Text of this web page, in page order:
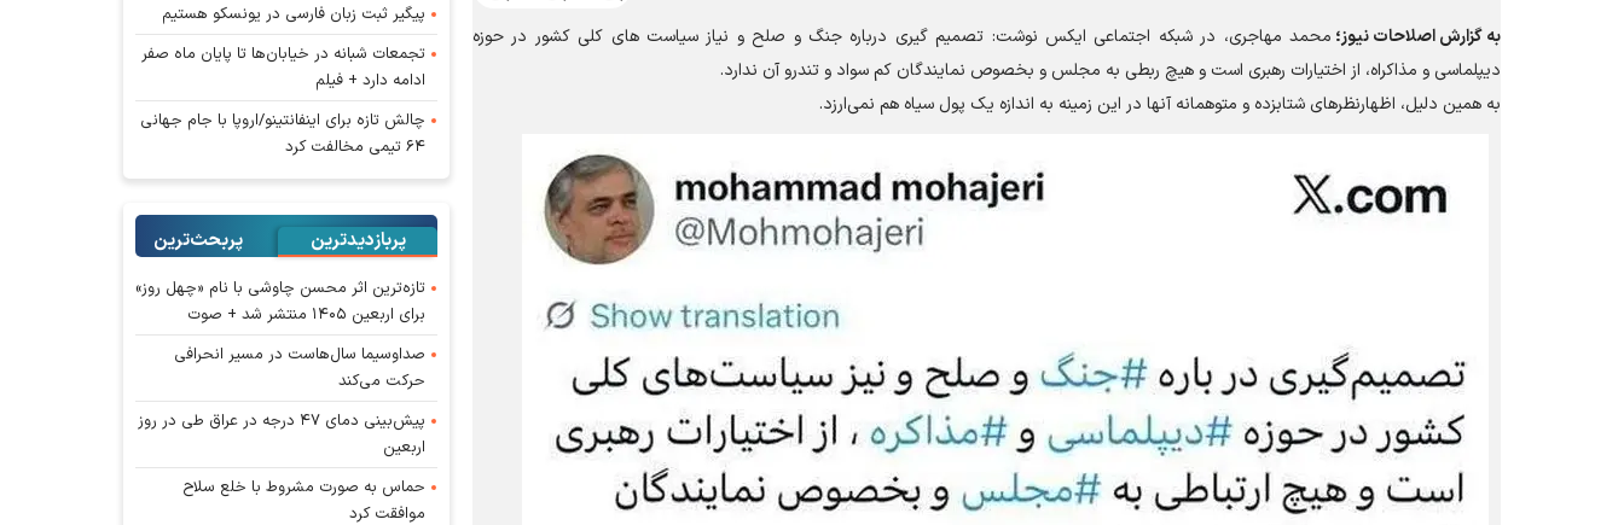
به گزارشاصلاحات نیوز؛ محمد مهاجری، در شبکه اجتماعی ایکس نوشت: تصمیم گیری درباره جنگ و صلح و نیاز سیاست های کلی کشور در حوزه
دیپلماسی و مذاکراه، از اختیارات رهبری است و هیچ ربطی به مجلس و بخصوص نمایندگان کم سواد و تندرو آن ندارد.
به همین دلیل، اظهارنظرهای شتابزده و متوهمانه آنها در این زمینه به اندازه یک پول سیاه هم نمی‌ارزد.
پیگیر ثبت زبان فارسی در یونسکو هستیم
تجمعات شبانه در خیابان‌ها تا پایان ماه صفر
ادامه دارد + فیلم
چالش تازه برای اینفانتینو/اروپا با جام جهانی
۶۴ تیمی مخالفت کرد
پربازدیدترین پربحث‌ترین‌
تازه‌ترین اثر محسن چاوشی با نام «چهل روز»
برای اربعین ۱۴۰۵ منتشر شد + صوت
صداوسیما سال‌هاست در مسیر انحرافی
حرکت می‌کند
پیش‌بینی دمای ۴۷ درجه در عراق طی در روز
اربعین
حماس به صورت مشروط با خلع سلاح
موافقت کرد